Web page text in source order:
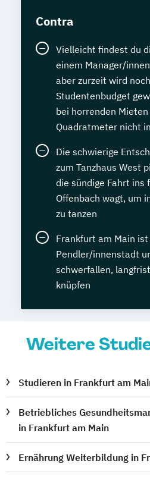
Contra
Vielleicht findest du
einem Manager/
aber zurzeit wird
Studentenbudget
bei horrenden
Quadratmeter nicht
Die schwierige
zum Tanzhaus West
die sündige Fahrt ins
Offenbach wagt, um
zu tanzen
Frankfurt am Main ist
Pendler/innenstadt
schwerfallen,
knüpfen
Weitere
Studieren in Frankfurt am
Betriebliches
in Frankfurt am Main
Ernährung Weiterbildung in